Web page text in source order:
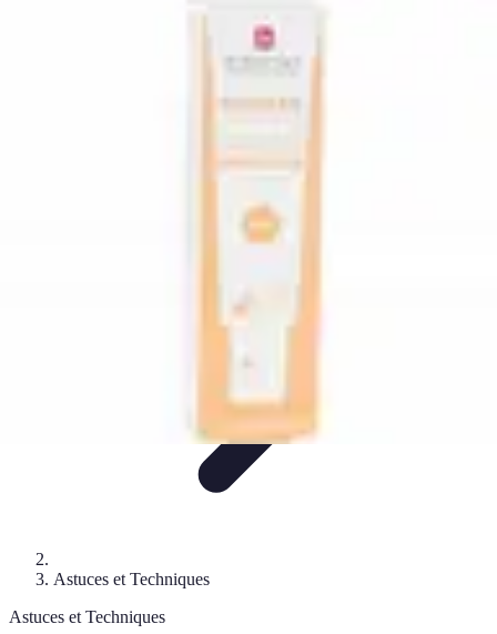
Techniques et Astuces
Astuces et Techniques
Astuces et Techniques